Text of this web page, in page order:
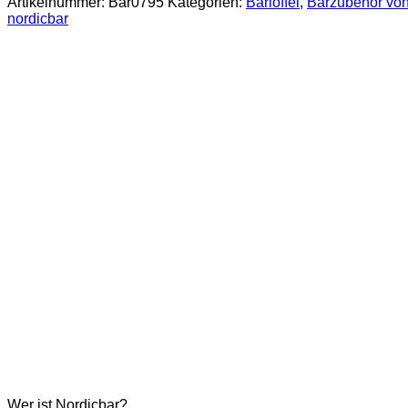
nordicbar
Wer ist Nordicbar?